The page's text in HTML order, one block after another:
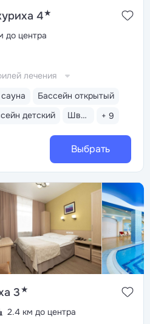
4★
до центра
Бассейн открытый
детский Шведский стол + 9
лечения
Выбрать
3★
2.4 км до центра